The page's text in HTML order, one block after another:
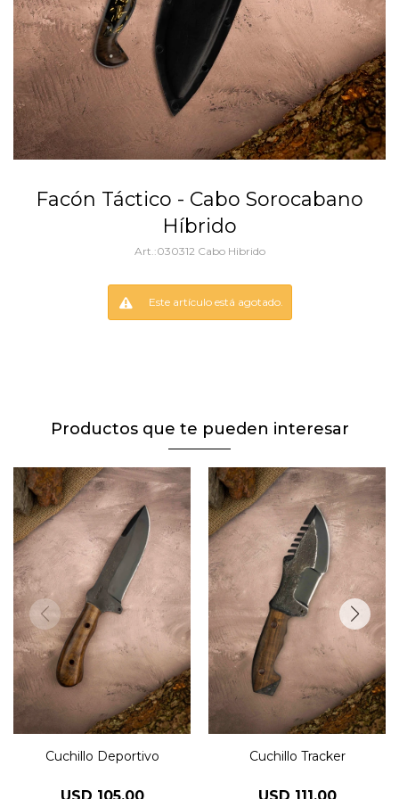
Facón Táctico - Cabo Sorocabano
Híbrido
030312 Cabo Hibrido
Este artículo está agotado.
Productos que te pueden interesar
Cuchillo Deportivo Cuchillo Tracker